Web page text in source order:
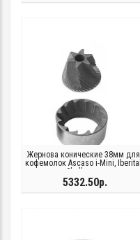
Жернова конические 38мм для
кофемолок Ascaso i-Mini, Iberital
Challenge
5332.50р.